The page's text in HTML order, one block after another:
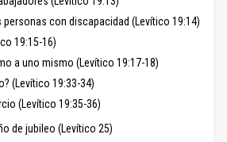
personas con discapacidad (Levítico 19:14)
19:15-16)
a uno mismo (Levítico 19:17-18)
(Levítico 19:33-34)
(Levítico 19:35-36)
de jubileo (Levítico 25)